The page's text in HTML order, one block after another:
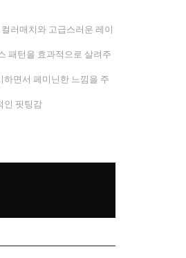
러매치와 고급스러운 레이
패턴을 효과적으로 살려주
면서 페미닌한 느낌을 주
인 핏팅감